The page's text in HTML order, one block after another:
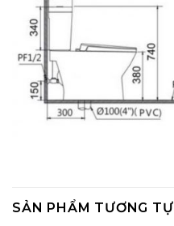
SẢN PHẨM TƯƠNG TỰ